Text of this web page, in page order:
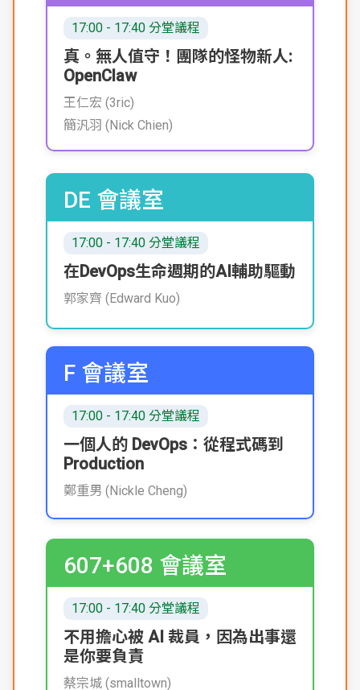
17:00 - 17:40 分堂議程
真。無人值守！團隊的怪物新人:
OpenClaw
王仁宏 (3ric)
簡汎羽 (Nick Chien)
DE 會議室
17:00 - 17:40 分堂議程
在DevOps生命週期的AI輔助驅動
郭家齊 (Edward Kuo)
F 會議室
17:00 - 17:40 分堂議程
一個人的 DevOps：從程式碼到
Production
鄭重男 (Nickle Cheng)
607+608 會議室
17:00 - 17:40 分堂議程
不用擔心被 AI 裁員，因為出事還
是你要負責
蔡宗城 (smalltown)